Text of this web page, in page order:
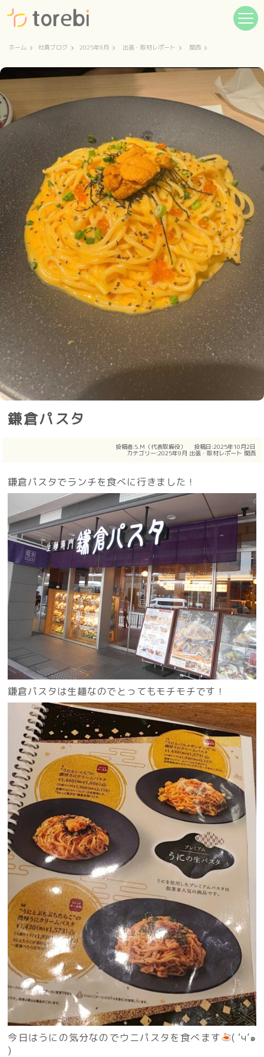
ホーム 社員ブログ 2025年9月 出張・取材レポート 関西
鎌倉パスタ
投稿者:S.M（代表取締役） 投稿日:2025年10月2日
カテゴリー:2025年9月 出張・取材レポート 関西
鎌倉パスタでランチを食べに行きました！
鎌倉パスタは生麺なのでとってもモチモチです！
今日はうにの気分なのでウニパスタを食べます
( ‘ч’๑
)